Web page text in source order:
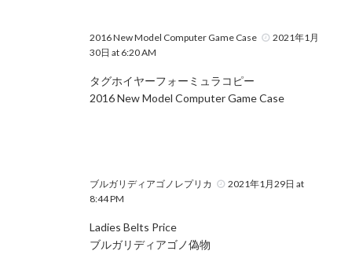
2016 New Model Computer Game Case
2021年1月
30日 at 6:20 AM
タグホイヤーフォーミュラコピー
2016 New Model Computer Game Case
ブルガリディアゴノレプリカ
2021年1月29日 at
8:44 PM
Ladies Belts Price
ブルガリディアゴノ偽物